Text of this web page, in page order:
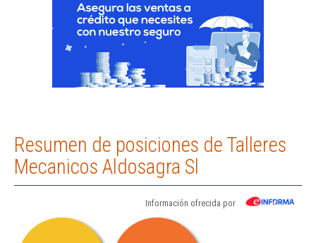
Resumen de posiciones de Talleres
Mecanicos Aldosagra Sl
Información ofrecida por